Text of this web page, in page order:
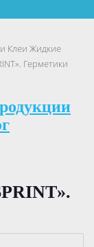
Клеи Жидкие
Герметики